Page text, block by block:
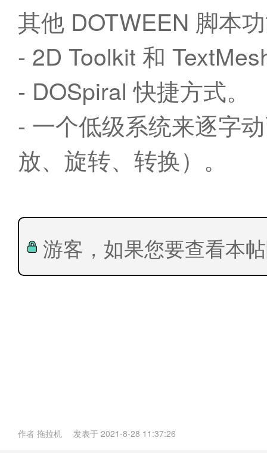
其他 DOTWEEN 脚本
- 2D Toolkit 和
- DOSpiral 快捷方式。
- 一个低级系统来逐字
放、旋转、转换）。
游客，如果您要查看本
作者 拖拉机 发表于 2021-8-28 11:37:26